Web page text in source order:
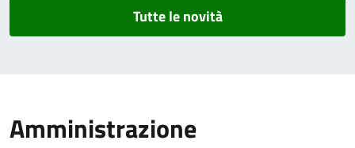
Tutte le novità
Amministrazione